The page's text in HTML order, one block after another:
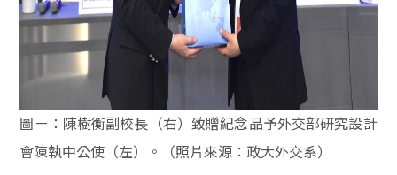
圖ㄧ：陳樹衡副校長（右）致贈紀念品予外交部研究設計
會陳執中公使（左）。（照片來源：政大外交系）